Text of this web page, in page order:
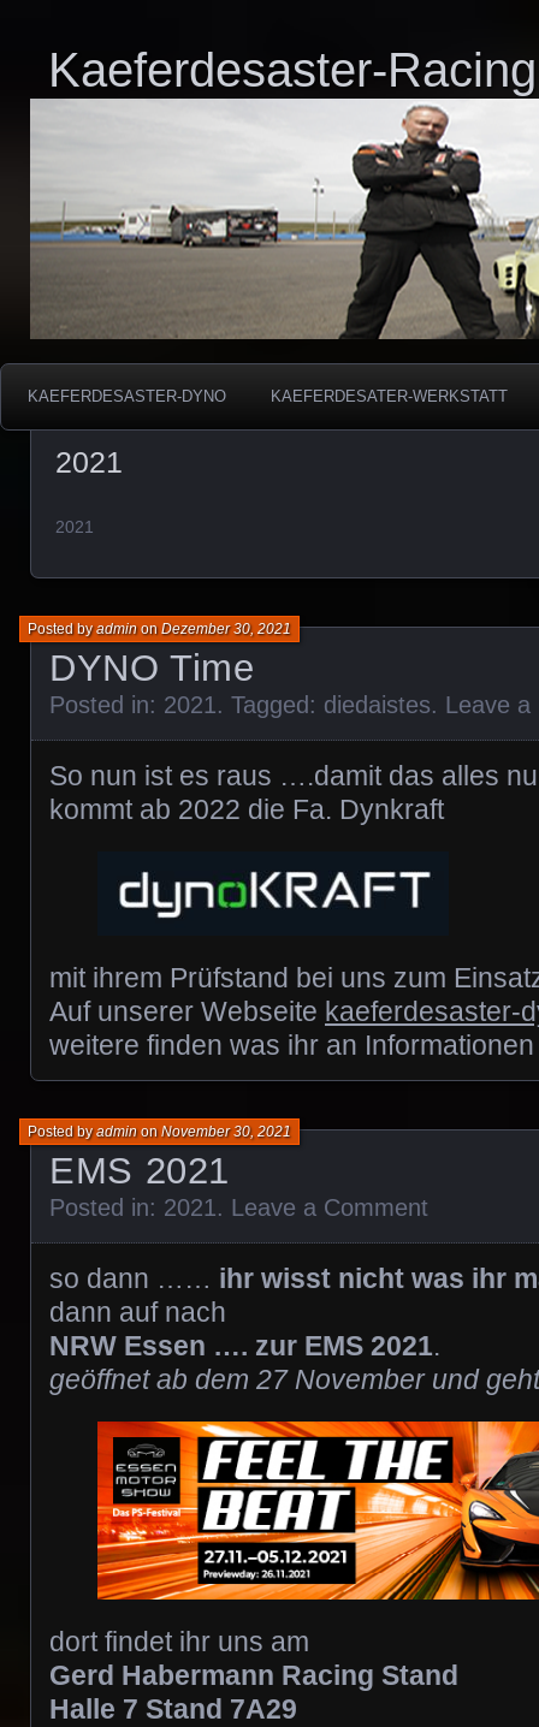
Kaeferdesaster-Racing
KAEFERDESASTER-DYNO KAEFERDESATER-WERKSTATT
2021
2021
DYNO Time
Posted byadminonDezember 30, 2021
Posted in: 2021. Tagged: diedaistes. Leave a
So nun ist es raus ….damit das alles
kommt ab 2022 die Fa. Dynkraft
mit ihrem Prüfstand bei uns zum
Auf unserer Webseite kaeferdesaster-
weitere finden was ihr an
EMS 2021
Posted byadminonNovember 30, 2021
Posted in: 2021. Leave a Comment
so dann …… ihr wisst nicht was ihr
dann auf nach
NRW Essen …. zur EMS 2021.
geöffnet ab dem 27 November und
dort findet ihr uns am
Gerd Habermann Racing Stand
Halle 7 Stand 7A29